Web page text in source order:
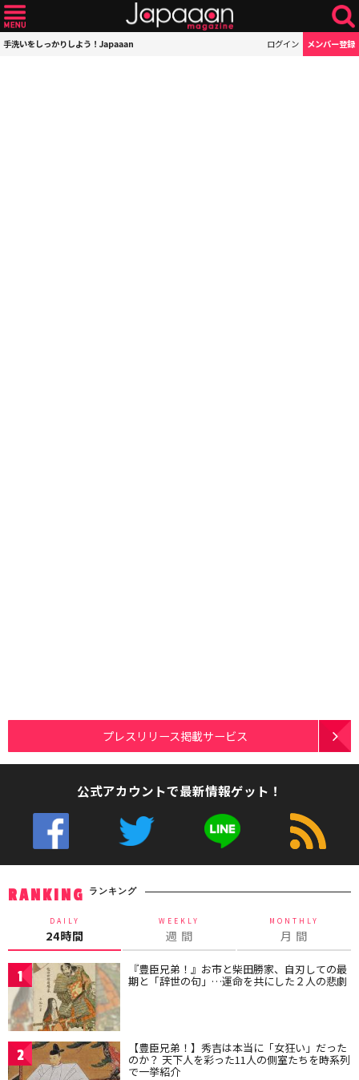
手洗いをしっかりしよう！Japaaan ログイン メンバー登録
プレスリリース掲載サービス
公式アカウントで最新情報ゲット！
RANKING ランキング
DAILY
24時間
WEEKLY
週 間
MONTHLY
月 間
1 『豊臣兄弟！』お市と柴田勝家、自刃しての最
期と「辞世の句」…運命を共にした２人の悲劇
2 【豊臣兄弟！】秀吉は本当に「女狂い」だった
のか？ 天下人を彩った11人の側室たちを時系列
で一挙紹介